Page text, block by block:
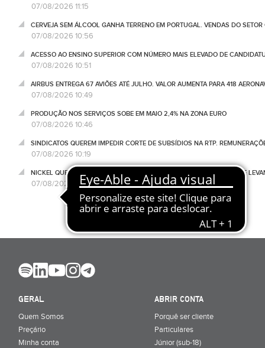
07/08/2026 11:15
CERVEJA SEM ÁLCOOL GANHA TERRENO EM PORTUGAL. VENDAS DO
07/08/2026 10:56
ACESSO AO ENSINO SUPERIOR COM NÚMERO MAIS ELEVADO DE
07/08/2026 10:51
AIRBUS ENTREGA 67 AVIÕES ATÉ JULHO. VALOR AUMENTA PARA 418
07/08/2026 10:49
PRODUÇÃO NOS SERVIÇOS SOBE EM MAIO 2,4% NA ZONA EURO
07/08/2026 10:46
SINDICATOS QUEREM IMPEDIR CORTE DE SUBSÍDIOS NA RTP.
07/08/2026 10:19
NICKEL QUER PARCERIAS COM AUTARQUIAS PARA REFORÇAR REDE DE
07/08/2026 08:53
GERAL
Quem Somos
Preçário
Minha conta
ABRIR CONTA
Porquê ser cliente
Particulares
Júnior (sub-18)